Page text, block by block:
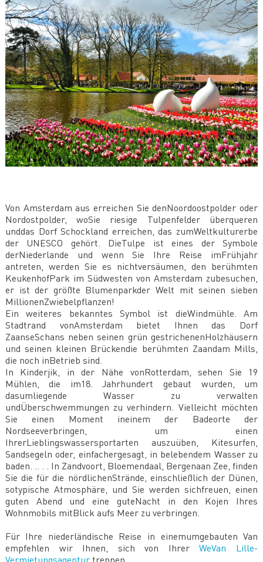
Von Amsterdam aus erreichen Sie denNoordoostpolder oder
Nordostpolder, woSie riesige Tulpenfelder überqueren
unddas Dorf Schockland erreichen, das zumWeltkulturerbe
der UNESCO gehört. DieTulpe ist eines der Symbole
derNiederlande und wenn Sie Ihre Reise imFrühjahr
antreten, werden Sie es nichtversäumen, den berühmten
KeukenhofPark im Südwesten von Amsterdam zubesuchen,
er ist der größte Blumenparkder Welt mit seinen sieben
MillionenZwiebelpflanzen!
Ein weiteres bekanntes Symbol ist dieWindmühle. Am
Stadtrand vonAmsterdam bietet Ihnen das Dorf
ZaanseSchans neben seinen grün gestrichenenHolzhäusern
und seinen kleinen Brückendie berühmten Zaandam Mills,
die noch inBetrieb sind.
In Kinderjik, in der Nähe vonRotterdam, sehen Sie 19
Mühlen, die im18. Jahrhundert gebaut wurden, um
dasumliegende Wasser zu verwalten
undÜberschwemmungen zu verhindern. Vielleicht möchten
Sie einen Moment ineinem der Badeorte der
Nordseeverbringen, um einen
IhrerLieblingswassersportarten auszuüben, Kitesurfen,
Sandsegeln oder, einfachergesagt, in belebendem Wasser zu
baden. .. . . In Zandvoort, Bloemendaal, Bergenaan Zee, finden
Sie die für die nördlichenStrände, einschließlich der Dünen,
sotypische Atmosphäre, und Sie werden sichfreuen, einen
guten Abend und eine guteNacht in den Kojen Ihres
Wohnmobils mitBlick aufs Meer zu verbringen.
Für Ihre niederländische Reise in einemumgebauten Van
empfehlen wir Ihnen, sich von IhrerWeVan Lille-
Vermietungsagenturtrennen.